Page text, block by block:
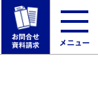
お問合せ
資料請求
メニュー